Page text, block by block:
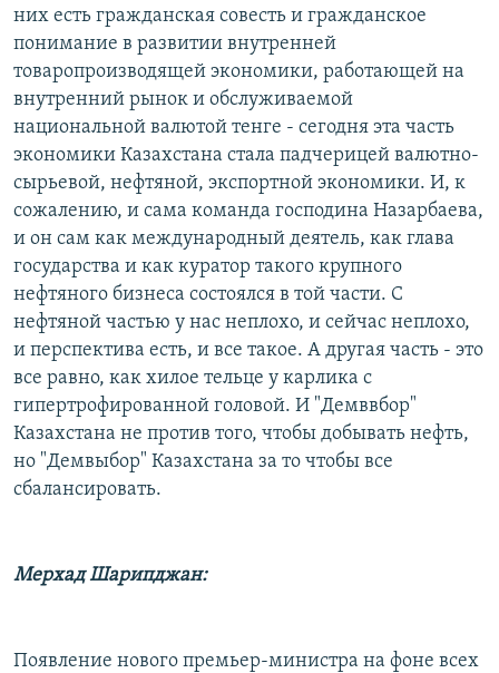
них есть гражданская совесть и гражданское
понимание в развитии внутренней
товаропроизводящей экономики, работающей на
внутренний рынок и обслуживаемой
национальной валютой тенге - сегодня эта часть
экономики Казахстана стала падчерицей валютно-
сырьевой, нефтяной, экспортной экономики. И, к
сожалению, и сама команда господина Назарбаева,
и он сам как международный деятель, как глава
государства и как куратор такого крупного
нефтяного бизнеса состоялся в той части. С
нефтяной частью у нас неплохо, и сейчас неплохо,
и перспектива есть, и все такое. А другая часть - это
все равно, как хилое тельце у карлика с
гипертрофированной головой. И "Демввбор"
Казахстана не против того, чтобы добывать нефть,
но "Демвыбор" Казахстана за то чтобы все
сбалансировать.
Мерхад Шарипджан:
Появление нового премьер-министра на фоне всех